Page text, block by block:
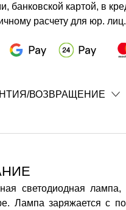
банковской картой, в
расчету для юр. лиц.
ВОЗВРАЩЕНИЕ
светодиодная
Лампа заряжается с